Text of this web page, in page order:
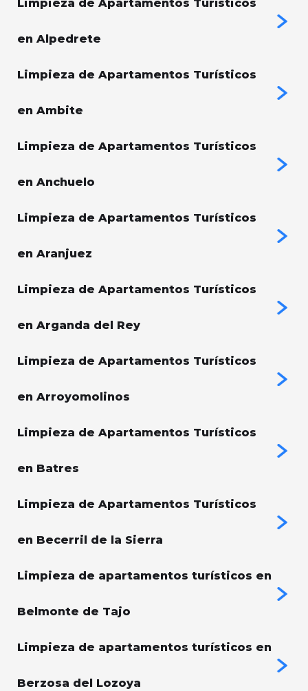
Limpieza de Apartamentos Turísticos
en Alpedrete
Limpieza de Apartamentos Turísticos
en Ambite
Limpieza de Apartamentos Turísticos
en Anchuelo
Limpieza de Apartamentos Turísticos
en Aranjuez
Limpieza de Apartamentos Turísticos
en Arganda del Rey
Limpieza de Apartamentos Turísticos
en Arroyomolinos
Limpieza de Apartamentos Turísticos
en Batres
Limpieza de Apartamentos Turísticos
en Becerril de la Sierra
Limpieza de apartamentos turísticos en
Belmonte de Tajo
Limpieza de apartamentos turísticos en
Berzosa del Lozoya